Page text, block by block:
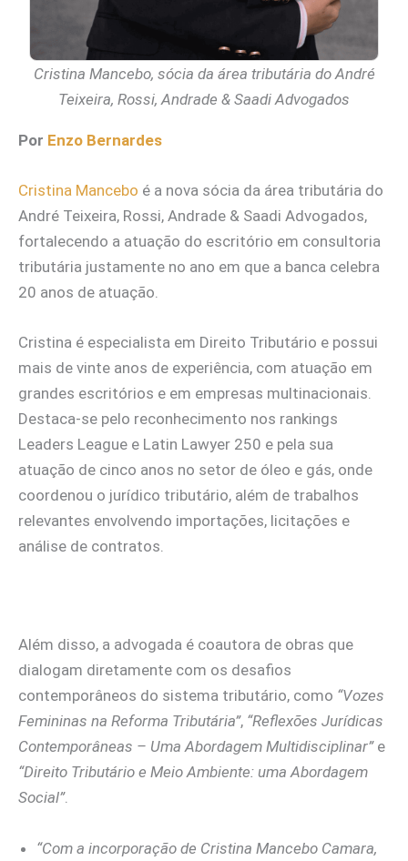
Cristina Mancebo, sócia da área tributária do André
Teixeira, Rossi, Andrade & Saadi Advogados
Por Enzo Bernardes
Cristina Mancebo é a nova sócia da área tributária do
André Teixeira, Rossi, Andrade & Saadi Advogados,
fortalecendo a atuação do escritório em consultoria
tributária justamente no ano em que a banca celebra
20 anos de atuação.
Cristina é especialista em Direito Tributário e possui
mais de vinte anos de experiência, com atuação em
grandes escritórios e em empresas multinacionais.
Destaca-se pelo reconhecimento nos rankings
Leaders League e Latin Lawyer 250 e pela sua
atuação de cinco anos no setor de óleo e gás, onde
coordenou o jurídico tributário, além de trabalhos
relevantes envolvendo importações, licitações e
análise de contratos.
Além disso, a advogada é coautora de obras que
dialogam diretamente com os desafios
contemporâneos do sistema tributário, como “Vozes
Femininas na Reforma Tributária”, “Reflexões Jurídicas
Contemporâneas – Uma Abordagem Multidisciplinar” e
“Direito Tributário e Meio Ambiente: uma Abordagem
Social”.
“Com a incorporação de Cristina Mancebo Camara,